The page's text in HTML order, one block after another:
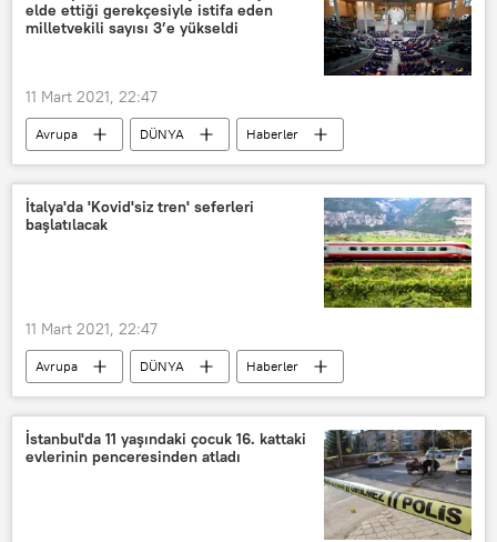
elde ettiği gerekçesiyle istifa eden
milletvekili sayısı 3’e yükseldi
11 Mart 2021, 22:47
Avrupa DÜNYA
Haberler
KORONAVİRÜS
Almanya
Maske
Koronavirüs
Milletvekili
İtalya'da 'Kovid'siz tren' seferleri
başlatılacak
11 Mart 2021, 22:47
Avrupa DÜNYA
Haberler
İtalya
Koronavirüs
Koronavirüs testi
Tren
sefer
Roma
Milano
İstanbul'da 11 yaşındaki çocuk 16. kattaki
evlerinin penceresinden atladı